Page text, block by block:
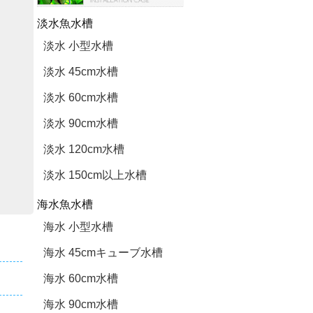
淡水魚水槽
淡水 小型水槽
淡水 45cm水槽
淡水 60cm水槽
淡水 90cm水槽
淡水 120cm水槽
淡水 150cm以上水槽
海水魚水槽
海水 小型水槽
海水 45cmキューブ水槽
海水 60cm水槽
海水 90cm水槽